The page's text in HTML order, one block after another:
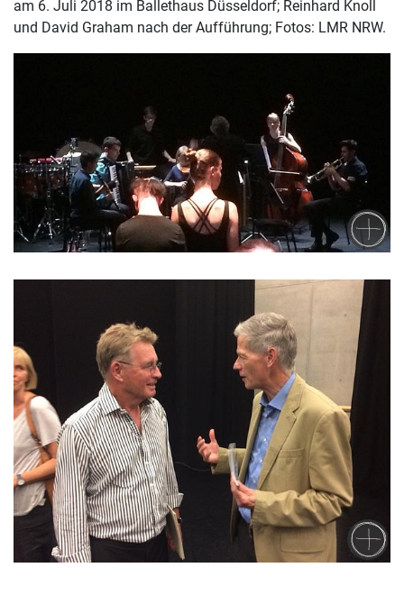
am 6. Juli 2018 im Ballethaus Düsseldorf; Reinhard Knoll
und David Graham nach der Aufführung; Fotos: LMR NRW.